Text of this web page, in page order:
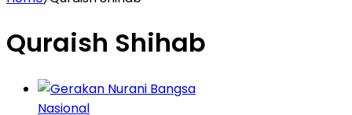
Quraish Shihab
Nasional